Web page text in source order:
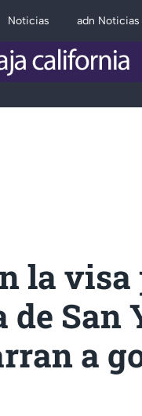
Noticias adn Noticias
la visa
de San
a